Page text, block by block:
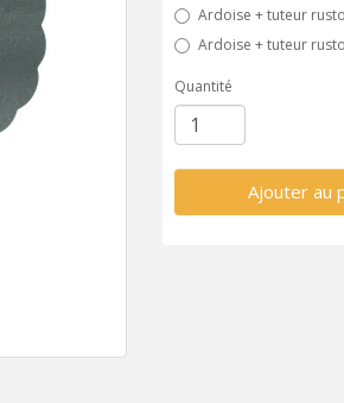
Ardoise + tuteur
Ardoise + tuteur
Quantité
Ajouter au